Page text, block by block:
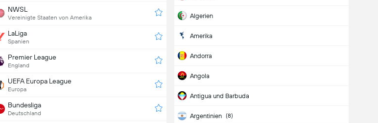
NWSL
Vereinigte Staaten von Amerika
LaLiga
Spanien
Premier League
England
UEFA Europa League
Europa
Bundesliga
Deutschland
Algerien
Amerika
Andorra
Angola
Antigua und Barbuda
Argentinien (8)